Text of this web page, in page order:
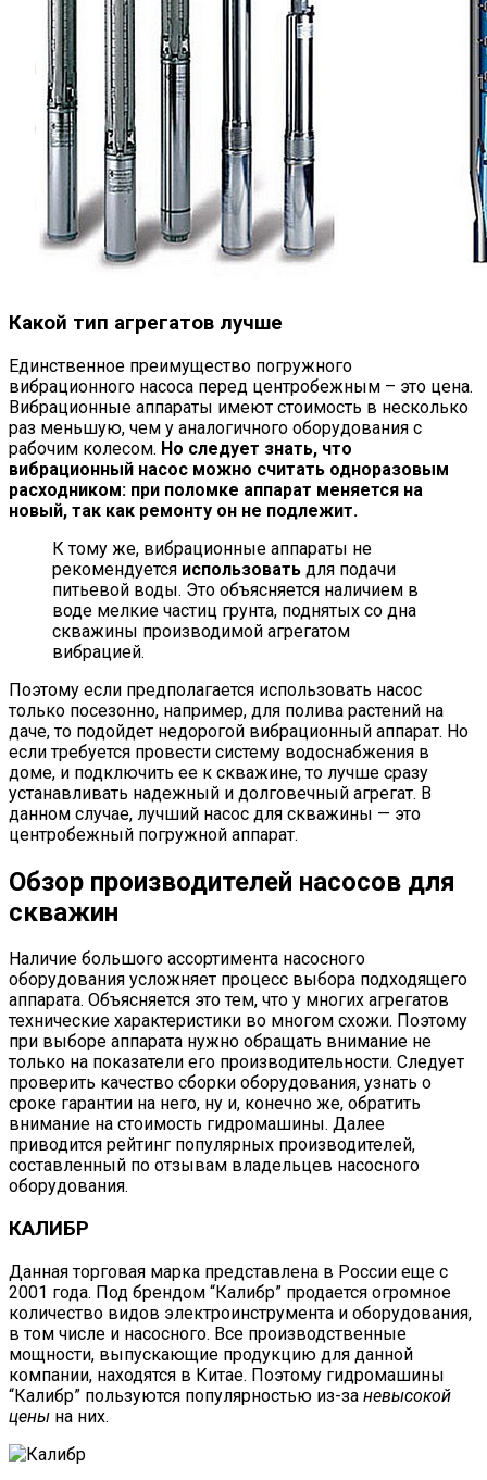
Какой тип агрегатов лучше
Единственное преимущество погружного
вибрационного насоса перед центробежным – это цена.
Вибрационные аппараты имеют стоимость в несколько
раз меньшую, чем у аналогичного оборудования с
рабочим колесом. Но следует знать, что
вибрационный насос можно считать одноразовым
расходником: при поломке аппарат меняется на
новый, так как ремонту он не подлежит.
К тому же, вибрационные аппараты не
рекомендуется использовать для подачи
питьевой воды. Это объясняется наличием в
воде мелкие частиц грунта, поднятых со дна
скважины производимой агрегатом
вибрацией.
Поэтому если предполагается использовать насос
только посезонно, например, для полива растений на
даче, то подойдет недорогой вибрационный аппарат. Но
если требуется провести систему водоснабжения в
доме, и подключить ее к скважине, то лучше сразу
устанавливать надежный и долговечный агрегат. В
данном случае, лучший насос для скважины — это
центробежный погружной аппарат.
Обзор производителей насосов для
скважин
Наличие большого ассортимента насосного
оборудования усложняет процесс выбора подходящего
аппарата. Объясняется это тем, что у многих агрегатов
технические характеристики во многом схожи. Поэтому
при выборе аппарата нужно обращать внимание не
только на показатели его производительности. Следует
проверить качество сборки оборудования, узнать о
сроке гарантии на него, ну и, конечно же, обратить
внимание на стоимость гидромашины. Далее
приводится рейтинг популярных производителей,
составленный по отзывам владельцев насосного
оборудования.
КАЛИБР
Данная торговая марка представлена в России еще с
2001 года. Под брендом “Калибр” продается огромное
количество видов электроинструмента и оборудования,
в том числе и насосного. Все производственные
мощности, выпускающие продукцию для данной
компании, находятся в Китае. Поэтому гидромашины
“Калибр” пользуются популярностью из-за невысокой
цены на них.